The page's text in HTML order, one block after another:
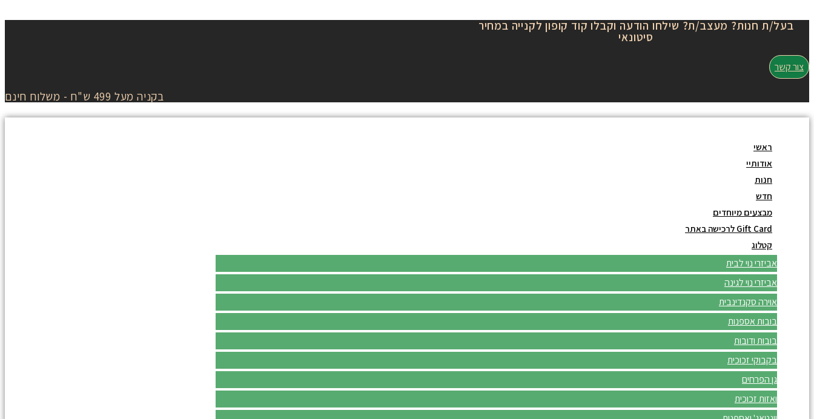
בעל/ת חנות? מעצב/ת? שילחו הודעה וקבלו קוד קופון לקנייה במחיר
סיטונאי
צור קשר
בקניה מעל 499 ש"ח - משלוח חינם
ראשי
אודותיי
חנות
חדש
מבצעים מיוחדים
Gift Card לרכישה באתר
קטלוג
אביזרי נוי לבית
אביזרי נוי לגינה
אוירה סקנדינבית
בובות אספנות
בובות ודובות
בקבוקי זכוכית
גן הפרחים
ואזות זכוכית